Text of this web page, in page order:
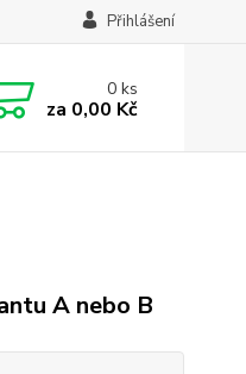
Přihlášení
0ks
za 0,00 Kč
A nebo B